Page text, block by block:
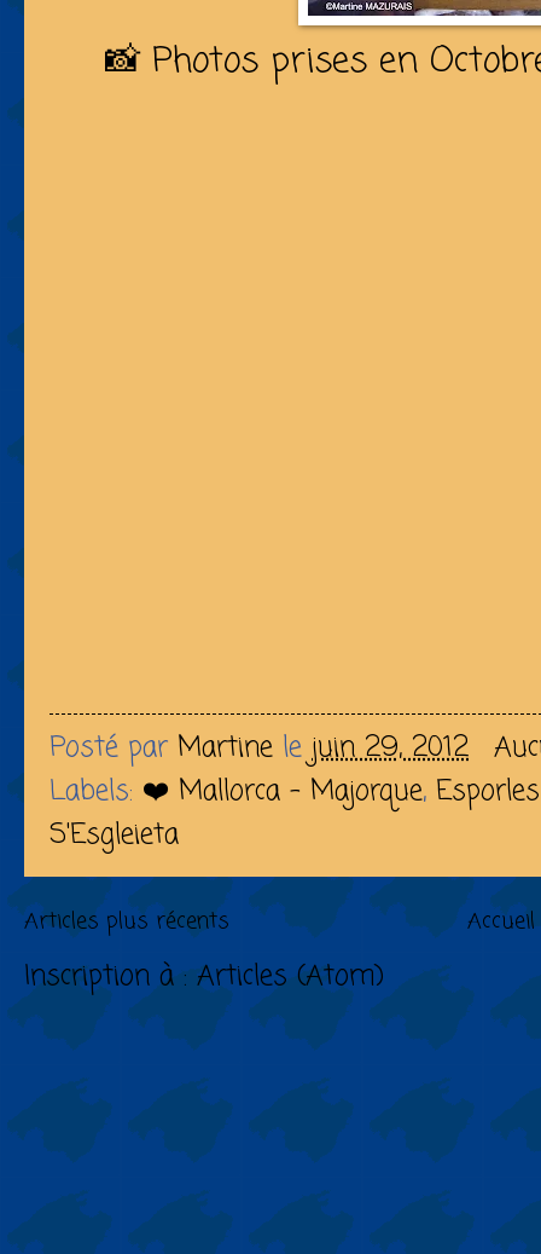
📸 Photos prises en
Posté par Martine le juin 29, 2012
Labels: ❤️ Mallorca - Majorque, Esporles
S'Esgleieta
Articles plus récents Accueil
Inscription à : Articles (Atom)